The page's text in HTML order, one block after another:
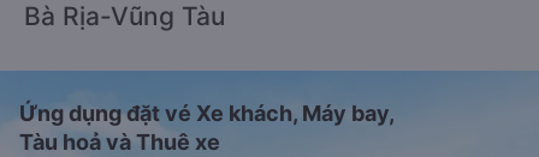
Bà Rịa-Vũng Tàu
Ứng dụng đặt vé Xe khách, Máy bay,
Tàu hoả và Thuê xe